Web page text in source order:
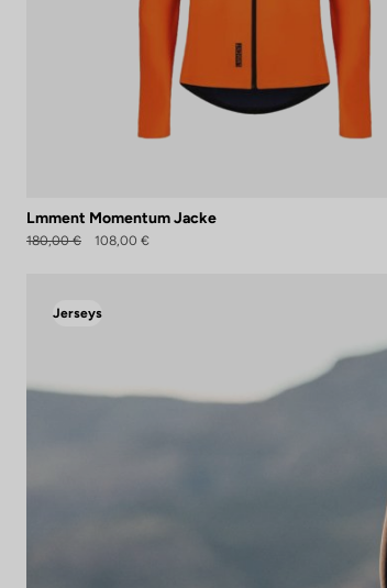
Lmment Momentum Jacke
180,00 € 108,00 €
Jerseys